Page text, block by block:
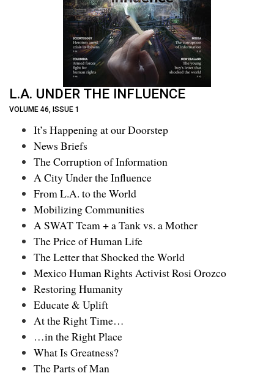
L.A. UNDER THE INFLUENCE
VOLUME 46, ISSUE 1
It’s Happening at our Doorstep
News Briefs
The Corruption of Information
A City Under the Influence
From L.A. to the World
Mobilizing Communities
A SWAT Team + a Tank vs. a Mother
The Price of Human Life
The Letter that Shocked the World
Mexico Human Rights Activist Rosi Orozco
Restoring Humanity
Educate & Uplift
At the Right Time…
…in the Right Place
What Is Greatness?
The Parts of Man